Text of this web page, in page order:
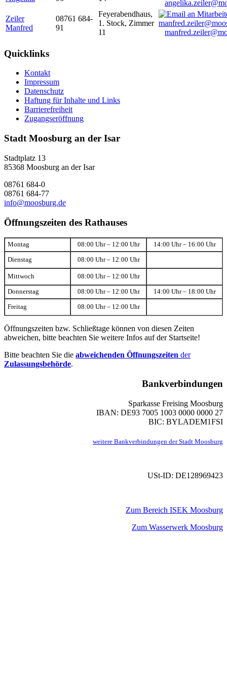
Zeiler
Manfred
08761 684-
91
Feyerabendhaus,
1. Stock, Zimmer
11
Quicklinks
Kontakt
Impressum
Datenschutz
Haftung für Inhalte und Links
Barrierefreiheit
Zugangseröffnung
Stadt Moosburg an der Isar
Stadtplatz 13
85368 Moosburg an der Isar
08761 684-0
08761 684-77
info@moosburg.de
Öffnungszeiten des Rathauses
Montag 08:00 Uhr – 12:00 Uhr 14:00 Uhr – 16:00 Uhr
Dienstag 08:00 Uhr – 12:00 Uhr
Mittwoch 08:00 Uhr – 12:00 Uhr
Donnerstag 08:00 Uhr – 12:00 Uhr 14:00 Uhr – 18:00 Uhr
Freitag 08:00 Uhr – 12:00 Uhr
Öffnungszeiten bzw. Schließtage können von diesen Zeiten
abweichen, bitte beachten Sie weitere Infos auf der Startseite!
Bitte beachten Sie die abweichenden Öffnungszeiten der
Zulassungsbehörde.
Bankverbindungen
Sparkasse Freising Moosburg
IBAN: DE93 7005 1003 0000 0000 27
BIC: BYLADEM1FSI
weitere Bankverbindungen der Stadt Moosburg
USt-ID: DE128969423
Zum Bereich ISEK Moosburg
Zum Wasserwerk Moosburg